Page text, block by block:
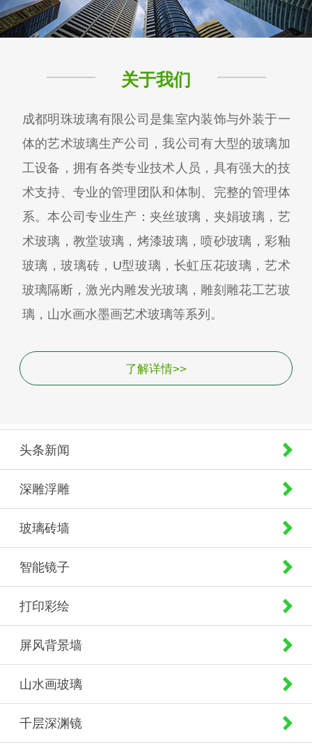
关于我们
成都明珠玻璃有限公司是集室内装饰与外装于一
体的艺术玻璃生产公司，我公司有大型的玻璃加
工设备，拥有各类专业技术人员，具有强大的技
术支持、专业的管理团队和体制、完整的管理体
系。本公司专业生产：夹丝玻璃，夹娟玻璃，艺
术玻璃，教堂玻璃，烤漆玻璃，喷砂玻璃，彩釉
玻璃，玻璃砖，U型玻璃，长虹压花玻璃，艺术
玻璃隔断，激光内雕发光玻璃，雕刻雕花工艺玻
璃，山水画水墨画艺术玻璃等系列。
了解详情>>
头条新闻
深雕浮雕
玻璃砖墙
智能镜子
打印彩绘
屏风背景墙
山水画玻璃
千层深渊镜